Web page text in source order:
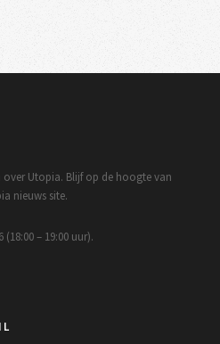
over Utopia. Blijf op de hoogte van
nieuws site.
– 19:00 uur).